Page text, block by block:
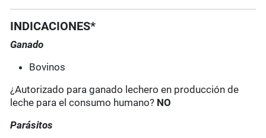
INDICACIONES*
Ganado
Bovinos
¿Autorizado para ganado lechero en producción de
leche para el consumo humano? NO
Parásitos